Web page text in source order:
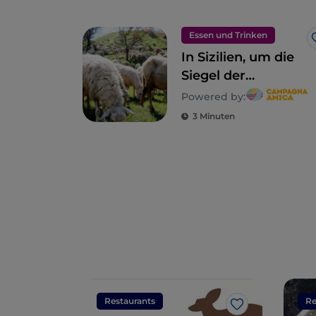
Essen und Trinken
In Sizilien, um die
Siegel der
ländlichen
Biodiversität zu
Powered by:
3 Minuten
Restaurants
Like